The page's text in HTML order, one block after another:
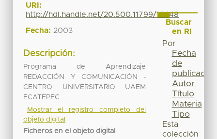
URI:
http://hdl.handle.net/20.500.11799/16448
Fecha: 2003
Descripción:
Programa de Aprendizaje
REDACCIÓN Y COMUNICACIÓN -
CENTRO UNIVERSITARIO UAEM
ECATEPEC
Mostrar el registro completo del
objeto digital
Ficheros en el objeto digital
Buscar
en RI
Por
Fecha
de
publicación
Autor
Título
Materia
Tipo
Esta
colección